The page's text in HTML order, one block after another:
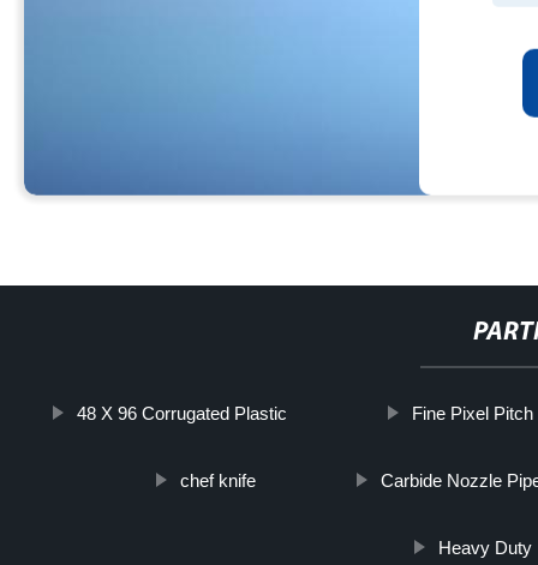
48 X 96 Corrugated Plastic Fine Pixel
chef knife Carbide Nozzle
Heavy Duty